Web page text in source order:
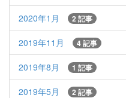
2020年1月 2 記事
2019年11月 4 記事
2019年8月 1 記事
2019年5月 2 記事